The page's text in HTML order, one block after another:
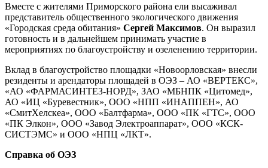
Вместе с жителями Приморского района ели высаживал
представитель общественного экологического движения
«Городская среда обитания» Сергей Максимов. Он выразил
готовность и в дальнейшем принимать участие в
мероприятиях по благоустройству и озеленению территории.
Вклад в благоустройство площадки «Новоорловская» внесли
резиденты и арендаторы площадей в ОЭЗ – АО «ВЕРТЕКС»,
«АО «ФАРМАСИНТЕЗ-НОРД», ЗАО «МБНПК «Цитомед»,
АО «ИЦ «Буревестник», ООО «НПП «ИНАППЕН», АО
«СмитХелскеа», ООО «Балтфарма», ООО «ПК «ГТС», ООО
«ПК Элкон», ООО «Завод Электроаппарат», ООО «КСК-
СИСТЭМС» и ООО «НПЦ «ЛКТ».
Справка об ОЭЗ